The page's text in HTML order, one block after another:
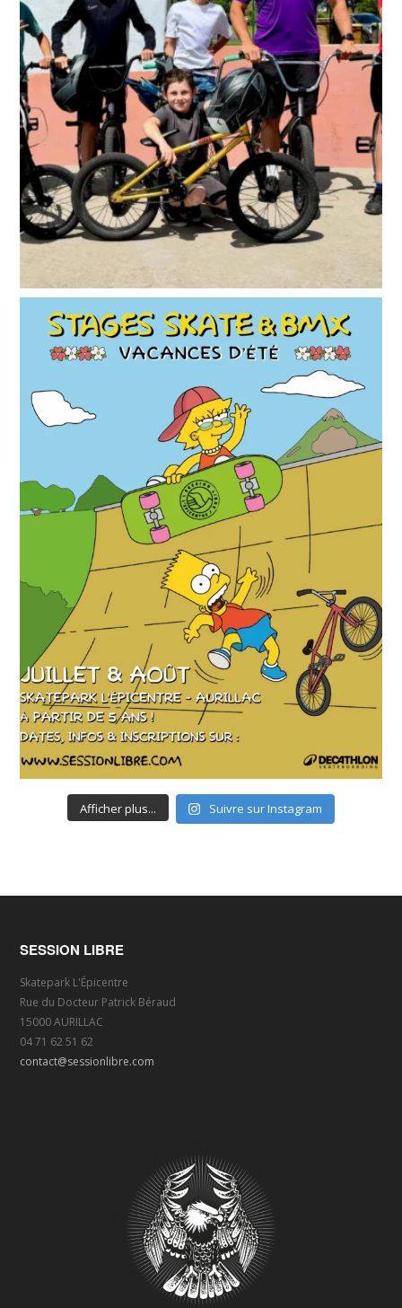
Afficher plus... Suivre sur Instagram
SESSION LIBRE
Skatepark L'Épicentre
Rue du Docteur Patrick Béraud
15000 AURILLAC
04 71 62 51 62
contact@sessionlibre.com